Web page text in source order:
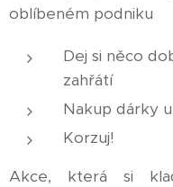
oblíbeném podniku
Dej si něco
zahřátí
Nakup dárky
Korzuj!
Akce, která si